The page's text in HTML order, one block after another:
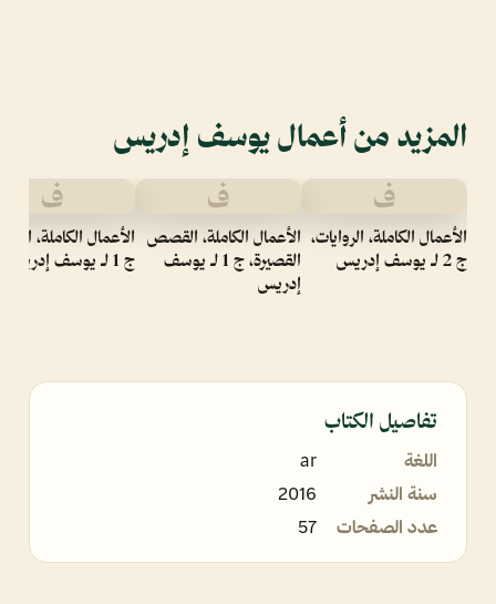
المزيد من أعمال يوسف إدريس
ف
الأعمال الكاملة، الروايات،
ج 2 لـ يوسف إدريس
ف
الأعمال الكاملة، القصص
القصيرة، ج 1 لـ يوسف
إدريس
ف
الأعمال الكاملة،
ج 1 لـ يوسف إدريس
تفاصيل الكتاب
اللغة
ar
سنة النشر
2016
عدد الصفحات
57